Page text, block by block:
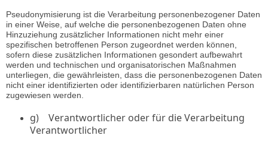
Pseudonymisierung ist die Verarbeitung personenbezogener Daten
in einer Weise, auf welche die personenbezogenen Daten ohne
Hinzuziehung zusätzlicher Informationen nicht mehr einer
spezifischen betroffenen Person zugeordnet werden können,
sofern diese zusätzlichen Informationen gesondert aufbewahrt
werden und technischen und organisatorischen Maßnahmen
unterliegen, die gewährleisten, dass die personenbezogenen Daten
nicht einer identifizierten oder identifizierbaren natürlichen Person
zugewiesen werden.
g) Verantwortlicher oder für die Verarbeitung
Verantwortlicher